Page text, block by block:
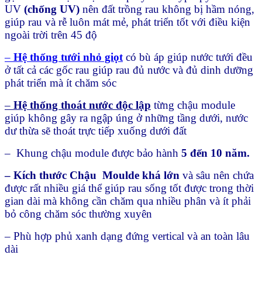
UV (chống UV) nên đất trồng rau không bị hầm nóng,
giúp rau và rễ luôn mát mẻ, phát triển tốt với điều kiện
ngoài trời trên 45 độ
– Hệ thống tưới nhỏ giọt có bù áp giúp nước tưới đều
ở tất cả các gốc rau giúp rau đủ nước và đủ dinh dưỡng
phát triển mà ít chăm sóc
– Hệ thống thoát nước độc lập từng chậu module
giúp không gây ra ngập úng ở những tầng dưới, nước
dư thừa sẽ thoát trực tiếp xuống dưới đất
– Khung chậu module được bảo hành 5 đến 10 năm.
– Kích thước Chậu Moulde khá lớn và sâu nên chứa
được rất nhiều giá thể giúp rau sống tốt được trong thời
gian dài mà không cần chăm qua nhiều phân và ít phải
bỏ công chăm sóc thường xuyên
– Phù hợp phủ xanh dạng đứng vertical và an toàn lâu
dài